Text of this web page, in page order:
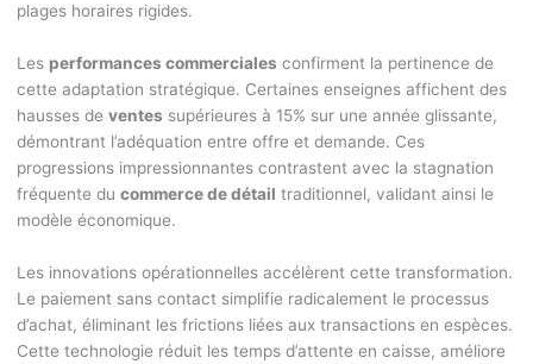
plages horaires rigides.
Les performances commerciales confirment la pertinence de
cette adaptation stratégique. Certaines enseignes affichent des
hausses de ventes supérieures à 15% sur une année glissante,
démontrant l’adéquation entre offre et demande. Ces
progressions impressionnantes contrastent avec la stagnation
fréquente du commerce de détail traditionnel, validant ainsi le
modèle économique.
Les innovations opérationnelles accélèrent cette transformation.
Le paiement sans contact simplifie radicalement le processus
d’achat, éliminant les frictions liées aux transactions en espèces.
Cette technologie réduit les temps d’attente en caisse, améliore